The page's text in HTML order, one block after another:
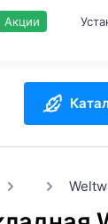
Акции